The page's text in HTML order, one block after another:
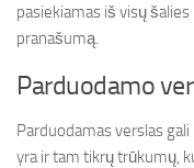
pasiekiamas iš visų
pranašumą.
Parduodamo
Parduodamas verslas
yra ir tam tikrų trūkumų,